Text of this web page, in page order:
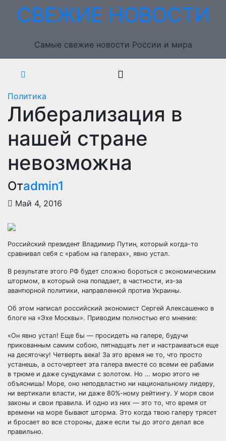
ПерейтиСВЕЖИЕ НОВОСТИ
Самые свежие новости России и мира
Политика
Либерализация в
нашей стране
невозможна
Отadmin1
Май 4, 2016
Российский президент Владимир Путин, который когда-то
сравнивал себя с «рабом на галерах», явно устал.
В результате этого РФ будет сложно бороться с экономическим
штормом, в который она попадает, в частности, из-за
авантюрной политики, направленной против Украины.
Об этом написал российский экономист Сергей Алексашенко в
блоге на «Эхе Москвы». Приводим полностью его мнение:
«Он явно устал! Еще бы — просидеть на галере, будучи
прикованным самим собою, пятнадцать лет и настраиваться еще
на десяточку! Четверть века! За это время не то, что просто
устанешь, а осточертеет эта галера вместе со всеми ее рабами
в трюме и даже сундуками с золотом. Но … морю этого не
объяснишь! Море, оно неподвластно ни национальному лидеру,
ни вертикали власти, ни даже 80%-ному рейтингу. У моря свои
законы и свои правила. И одно из них — это то, что время от
времени на море бывают шторма. Это когда твою галеру трясет
и бросает во все стороны, даже если ты до этого делал все
правильно.